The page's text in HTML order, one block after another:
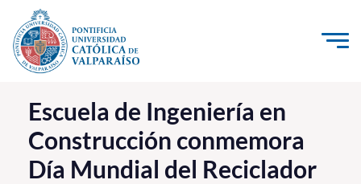
Click acá para ir directamente al contenido
La Universidad
Investigación, Creación e Innovación
PUCV Internacional
Escuela de Ingeniería en
Construcción conmemora
Día Mundial del Reciclador